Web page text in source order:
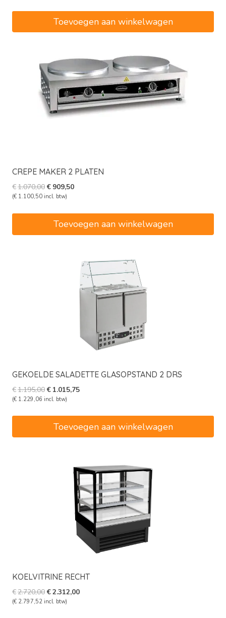
€1.125,00.
Toevoegen aan winkelwagen
CREPE MAKER 2 PLATEN
€1.070,00Oorspronkelijke
prijs
€1.070,00.
€ 909,50Huidige
(€ 1.100,50 incl. btw)
Toevoegen aan winkelwagen
GEKOELDE SALADETTE GLASOPSTAND 2 DRS
€1.195,00Oorspronkelijke
prijs
€ 1.015,75Huidige
(€ 1.229,06 incl. btw)
Toevoegen aan winkelwagen
KOELVITRINE RECHT
€2.720,00Oorspronkelijke
prijs
€2.312,00Huidige
(€ 2.797,52 incl. btw)